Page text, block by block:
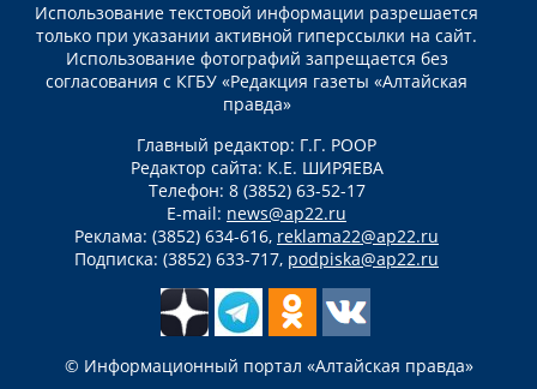
Использование текстовой информации разрешается
только при указании активной гиперссылки на сайт.
Использование фотографий запрещается без
согласования с КГБУ «Редакция газеты «Алтайская
правда»
Главный редактор: Г.Г. РООР
Редактор сайта: К.Е. ШИРЯЕВА
Телефон: 8 (3852) 63-52-17
E-mail: news@ap22.ru
Реклама: (3852) 634-616, reklama22@ap22.ru
Подписка: (3852) 633-717, podpiska@ap22.ru
© Информационный портал «Алтайская правда»